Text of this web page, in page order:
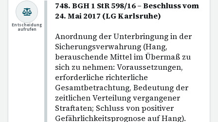
748. BGH 1 StR 598/16 – Beschluss vom
24. Mai 2017 (LG Karlsruhe)
Anordnung der Unterbringung in der
Sicherungsverwahrung (Hang,
berauschende Mittel im Übermaß zu
sich zu nehmen: Voraussetzungen,
erforderliche richterliche
Gesamtbetrachtung, Bedeutung der
zeitlichen Verteilung vergangener
Straftaten; Schluss von positiver
Gefährlichkeitsprognose auf Hang).
Entscheidung
aufrufen